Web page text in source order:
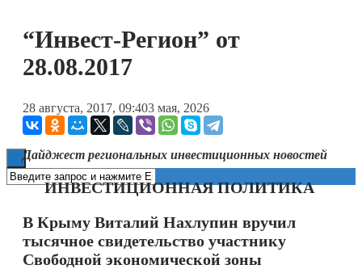
Книги
“Инвест-Регион” от
28.08.2017
28 августа, 2017, 09:403 мая, 2026
Дайджест региональных инвестиционных новостей
ИНВЕСТИЦИОННАЯ ПОЛИТИКА
В Крыму Виталий Нахлупин вручил
тысячное свидетельство участнику
Свободной экономической зоны